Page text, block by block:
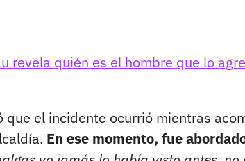
revela quién es el hombre que lo
que el incidente ocurrió mientras
En ese momento, fue